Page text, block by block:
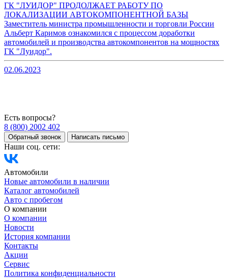
ГК "ЛУИДОР" ПРОДОЛЖАЕТ РАБОТУ ПО
ЛОКАЛИЗАЦИИ АВТОКОМПОНЕНТНОЙ БАЗЫ
Заместитель министра промышленности и торговли России
Альберт Каримов ознакомился с процессом доработки
автомобилей и производства автокомпонентов на мощностях
ГК "Луидор".
02.06.2023
Есть вопросы?
8 (800) 2002 402
Обратный звонок Написать письмо
Наши соц. сети:
Автомобили
Новые автомобили в наличии
Каталог автомобилей
Авто с пробегом
О компании
О компании
Новости
История компании
Контакты
Акции
Сервис
Политика конфиденциальности